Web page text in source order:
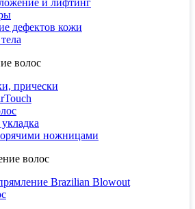
и лифтинг
дефектов кожи
волос
прически
ножницами
волос
Brazilian Blowout